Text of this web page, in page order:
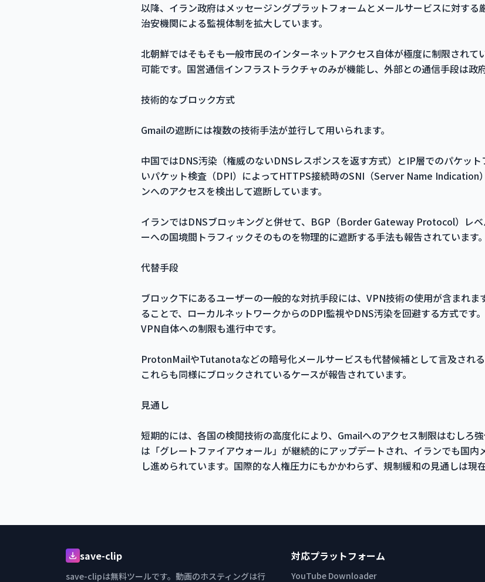
以降、イラン政府はメッセージングプラットフォームとメールサービスに対す
治安機関による監視体制を拡大しています。
北朝鮮ではそもそも一般市民のインターネットアクセス自体が極度に制限されて
可能です。国営通信インフラストラクチャのみが機能し、外部との通信手段は政
技術的なブロック方式
Gmailの遮断には複数の技術手法が並行して用いられます。
中国ではDNS汚染（権威のないDNSレスポンスを返す方式）とIP層でのパケッ
いパケット検査（DPI）によってHTTPS接続時のSNI（Server Name Indication
ンへのアクセスを検出して遮断しています。
イランではDNSブロッキングと併せて、BGP（Border Gateway Protocol）レ
ーへの国境間トラフィックそのものを物理的に遮断する手法も報告されています。
代替手段
ブロック下にあるユーザーの一般的な対抗手段には、VPN技術の使用が含まれ
ることで、ローカルネットワークからのDPI監視やDNS汚染を回避する方式です
VPN自体への制限も進行中です。
ProtonMailやTutanotaなどの暗号化メールサービスも代替候補として言及され
これらも同様にブロックされているケースが報告されています。
見通し
短期的には、各国の検閲技術の高度化により、Gmailへのアクセス制限はむしろ
は「グレートファイアウォール」が継続的にアップデートされ、イランでも国
し進められています。国際的な人権圧力にもかかわらず、規制緩和の見通しは現
save-clip
save-clipは無料ツールです。動画のホスティングは行
対応プラットフォーム
YouTube Downloader